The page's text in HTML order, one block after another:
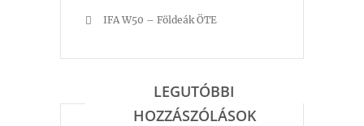
IFA W50 – Földeák ÖTE
LEGUTÓBBI
HOZZÁSZÓLÁSOK